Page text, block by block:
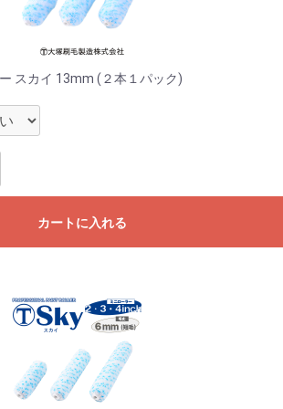
スカイ 13mm (２本１パック)
カートに入れる